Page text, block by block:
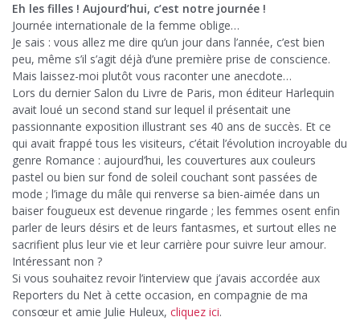
Eh les filles ! Aujourd’hui, c’est notre journée !
Journée internationale de la femme oblige…
Je sais : vous allez me dire qu’un jour dans l’année, c’est bien
peu, même s’il s’agit déjà d’une première prise de conscience.
Mais laissez-moi plutôt vous raconter une anecdote…
Lors du dernier Salon du Livre de Paris, mon éditeur Harlequin
avait loué un second stand sur lequel il présentait une
passionnante exposition illustrant ses 40 ans de succès. Et ce
qui avait frappé tous les visiteurs, c’était l’évolution incroyable du
genre Romance : aujourd’hui, les couvertures aux couleurs
pastel ou bien sur fond de soleil couchant sont passées de
mode ; l’image du mâle qui renverse sa bien-aimée dans un
baiser fougueux est devenue ringarde ; les femmes osent enfin
parler de leurs désirs et de leurs fantasmes, et surtout elles ne
sacrifient plus leur vie et leur carrière pour suivre leur amour.
Intéressant non ?
Si vous souhaitez revoir l’interview que j’avais accordée aux
Reporters du Net à cette occasion, en compagnie de ma
consœur et amie Julie Huleux, cliquez ici.